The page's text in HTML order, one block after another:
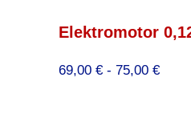
Elektromotor
69,00 € - 75,00 €